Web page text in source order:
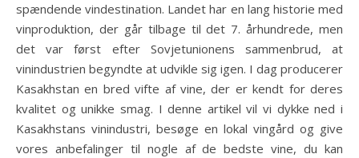
spændende vindestination. Landet har en lang historie med
vinproduktion, der går tilbage til det 7. århundrede, men
det var først efter Sovjetunionens sammenbrud, at
vinindustrien begyndte at udvikle sig igen. I dag producerer
Kasakhstan en bred vifte af vine, der er kendt for deres
kvalitet og unikke smag. I denne artikel vil vi dykke ned i
Kasakhstans vinindustri, besøge en lokal vingård og give
vores anbefalinger til nogle af de bedste vine, du kan